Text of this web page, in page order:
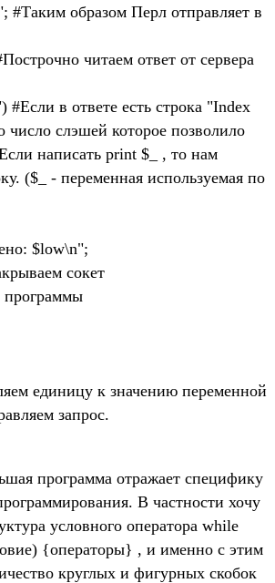
#Таким образом Перл отправляет в
читаем ответ от сервера
в ответе есть строка "Index
слэшей которое позволило
написать print $_ , то нам
($_ - переменная используемая по
$low\n";
сокет
единицу к значению переменной
запрос.
программа отражает специфику
В частности хочу
условного оператора while
{операторы} , и именно с этим
круглых и фигурных скобок